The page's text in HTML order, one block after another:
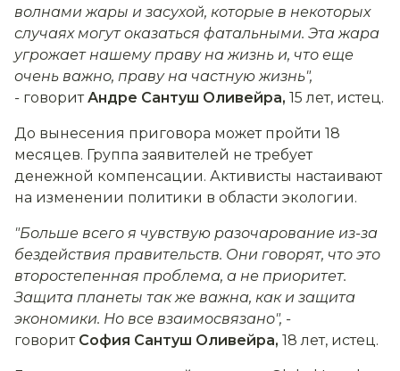
волнами жары и засухой, которые в некоторых
случаях могут оказаться фатальными. Эта жара
угрожает нашему праву на жизнь и, что еще
очень важно, праву на частную жизнь",
- говоритАндре Сантуш Оливейра, 15 лет, истец.
До вынесения приговора может пройти 18
месяцев. Группа заявителей не требует
денежной компенсации. Активисты настаивают
на изменении политики в области экологии.
"Больше всего я чувствую разочарование из-за
бездействия правительств. Они говорят, что это
второстепенная проблема, а не приоритет.
Защита планеты так же важна, как и защита
экономики. Но все взаимосвязано", -
говорит София Сантуш Оливейра, 18 лет, истец.